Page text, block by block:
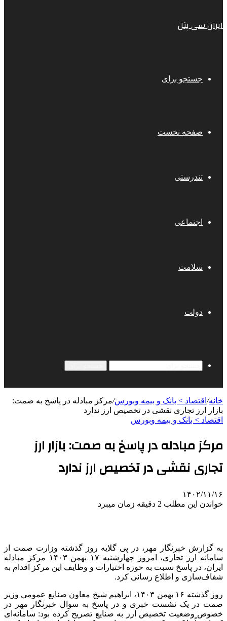
ایران سی پنل
جستجو برای
صفحه نخست
تندرستی
اجتماعی
سلامت
دولت
خانه/ اقتصاد > بانک و بیمه وبورس/مرکز مبادله در پاسخ به صمت:
بازار ارز تجاری نقشی در تخصیص ارز ندارد
اقتصاد > بانک و بیمه وبورس
مرکز مبادله در پاسخ به صمت: بازار ارز
تجاری نقشی در تخصیص ارز ندارد
۱۴۰۲/۱۱/۱۶
خواندن این مطلب 2 دقیقه زمان میبرد
به گزارش خبرنگار مهر، در پی گلایه روز گذشته وزارت صمت از
سامانه ارز تجاری، امروز چهارشنبه ۱۷ بهمن ۱۴۰۳ مرکز مبادله
ایران، در پاسخ نسبت به حوزه اختیارات و وظایف این مرکز اقدام به
شفاف‌سازی و اطلاع رسانی کرد.
روز گذشته ۱۶ بهمن ۱۴۰۳، ابراهیم شیخ معاون صنایع عمومی وزیر
صمت در یک نشست خبری و در پاسخ به سوال خبرنگار مهر در
خصوص وضعیت تخصیص ارز به صنایع تصریح کرده بود: سامانه‌ای